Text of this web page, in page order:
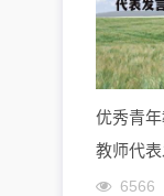
优秀青
教师代
6566